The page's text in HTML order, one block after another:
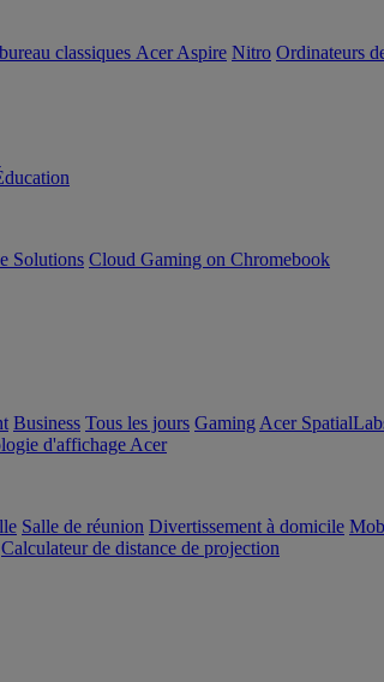
classiques Acer Aspire Nitro Ordinateurs
Solutions Cloud Gaming on Chromebook
Business Tous les jours Gaming Acer
d'affichage Acer
Salle de réunion Divertissement à domicile
Calculateur de distance de projection